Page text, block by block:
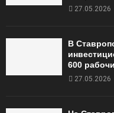
27.05.2026
В
600
27.05.2026